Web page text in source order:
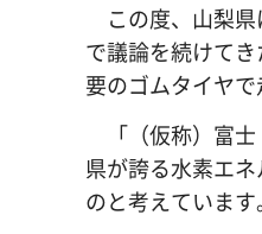
この度、山梨県
で議論を続けて
要のゴムタイヤ
「（仮称）富士
県が誇る水素エ
のと考えています